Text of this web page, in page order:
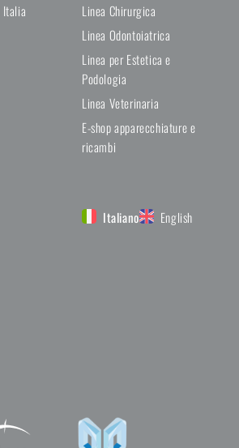
Italia
Linea Chirurgica
Linea Odontoiatrica
Linea per Estetica e
Podologia
Linea Veterinaria
E-shop apparecchiature e
ricambi
Italiano English